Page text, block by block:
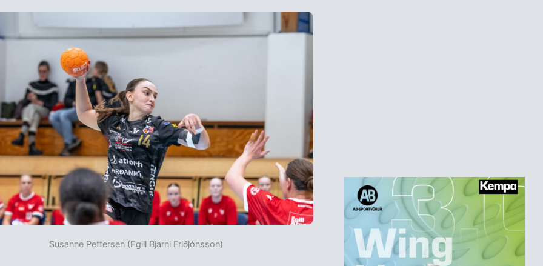
Susanne Pettersen (Egill Bjarni Friðjónsson)